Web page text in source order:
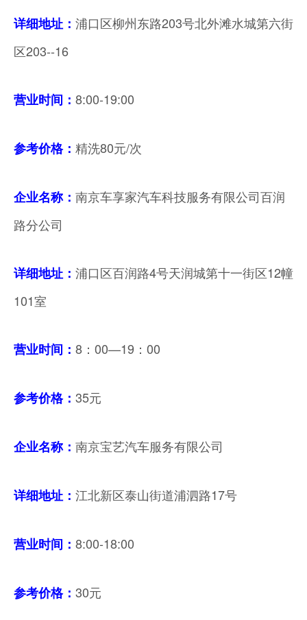
详细地址： 浦口区柳州东路203号北外滩水城第六街
区203--16
营业时间 ： 8:00-19:00
参考价格： 精洗80元/次
企业名称： 南京车享家汽车科技服务有限公司百润
路分公司
详细地址： 浦口区百润路4号天润城第十一街区12幢
101室
营业时间： 8：00—19：00
参考价格： 35元
企业名称： 南京宝艺汽车服务有限公司
详细地址： 江北新区泰山街道浦泗路17号
营业时间 ： 8:00-18:00
参考价格： 30元